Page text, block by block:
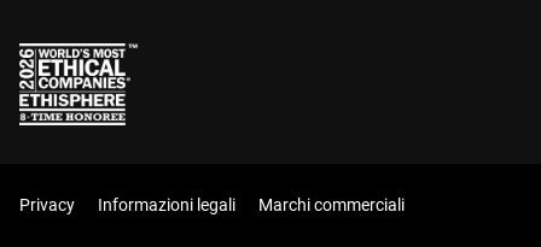
Privacy Informazioni legali Marchi commerciali